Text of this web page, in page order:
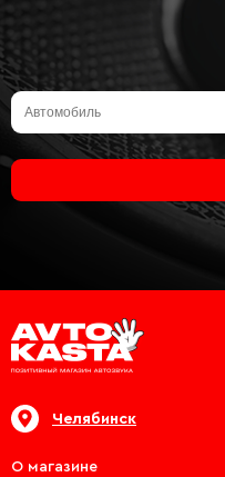
Челябинск
О магазине